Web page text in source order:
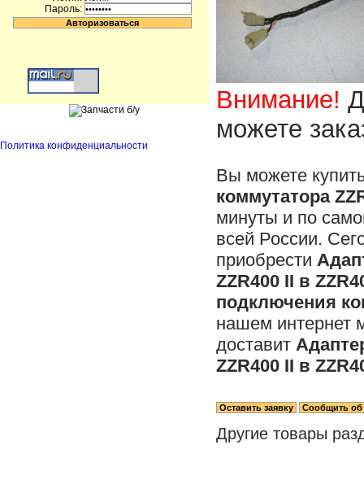
Внимание!
можете
Вы можете
коммутатора
минуты и по
всей России.
приобрести
ZZR400 II в
подключения
нашем интернет
доставит
ZZR400 II в
Другие товары
Пароль:
Политика конфиденциальности